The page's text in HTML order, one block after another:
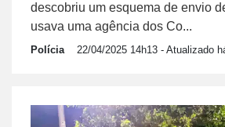
descobriu um esquema de envio
usava uma agência dos Co...
Polícia 22/04/2025 14h13 - Atualizado